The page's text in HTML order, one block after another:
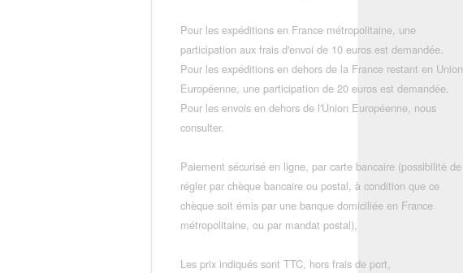
Pour les expéditions en France métropolitaine, une
participation aux frais d'envoi de 10 euros est demandée.
Pour les expéditions en dehors de la France restant en Union
Européenne, une participation de 20 euros est demandée.
Pour les envois en dehors de l'Union Européenne, nous
consulter.
Paiement sécurisé en ligne, par carte bancaire (possibilité de
régler par chèque bancaire ou postal, à condition que ce
chèque soit émis par une banque domiciliée en France
métropolitaine, ou par mandat postal),
Les prix indiqués sont TTC, hors frais de port,